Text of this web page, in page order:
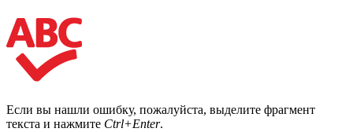
Если вы нашли ошибку, пожалуйста, выделите фрагмент
текста и нажмите Ctrl+Enter.